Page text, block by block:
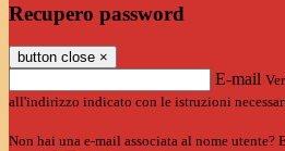
Recupero password
button close ×
E-mail
all'indirizzo indicato con le istruzioni
Non hai una e-mail associata al nome utente?